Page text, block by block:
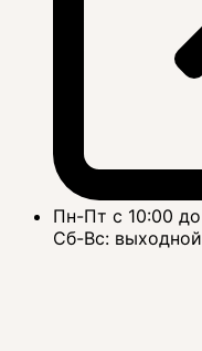
Пн-Пт с 10:00
Сб-Вс: выходной